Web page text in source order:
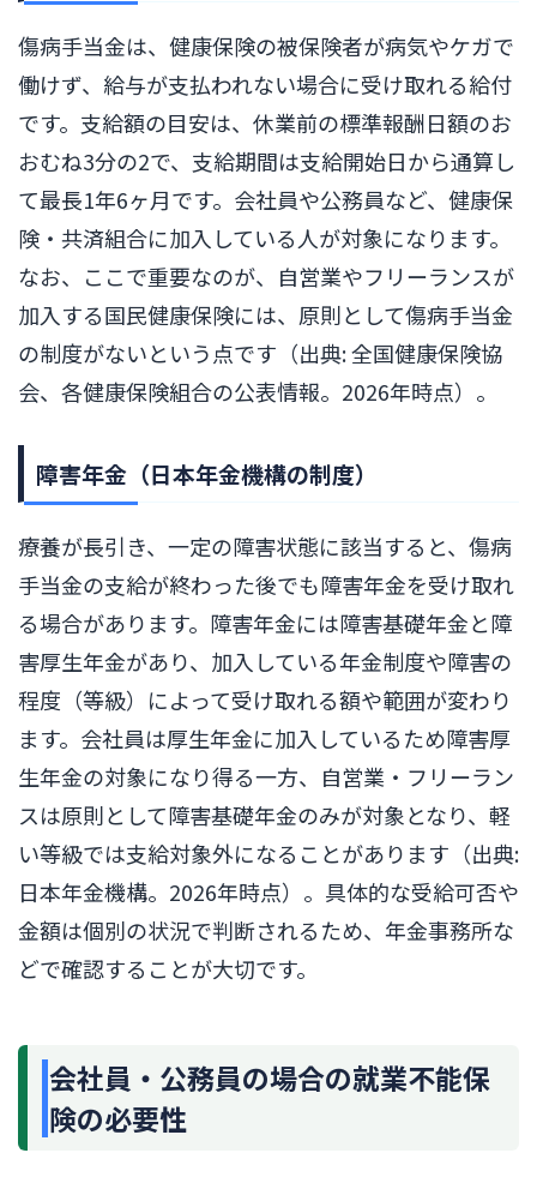
傷病手当金は、健康保険の被保険者が病気やケガで
働けず、給与が支払われない場合に受け取れる給付
です。支給額の目安は、休業前の標準報酬日額のお
おむね3分の2で、支給期間は支給開始日から通算し
て最長1年6ヶ月です。会社員や公務員など、健康保
険・共済組合に加入している人が対象になります。
なお、ここで重要なのが、自営業やフリーランスが
加入する国民健康保険には、原則として傷病手当金
の制度がないという点です（出典: 全国健康保険協
会、各健康保険組合の公表情報。2026年時点）。
障害年金（日本年金機構の制度）
療養が長引き、一定の障害状態に該当すると、傷病
手当金の支給が終わった後でも障害年金を受け取れ
る場合があります。障害年金には障害基礎年金と障
害厚生年金があり、加入している年金制度や障害の
程度（等級）によって受け取れる額や範囲が変わり
ます。会社員は厚生年金に加入しているため障害厚
生年金の対象になり得る一方、自営業・フリーラン
スは原則として障害基礎年金のみが対象となり、軽
い等級では支給対象外になることがあります（出典:
日本年金機構。2026年時点）。具体的な受給可否や
金額は個別の状況で判断されるため、年金事務所な
どで確認することが大切です。
会社員・公務員の場合の就業不能保
険の必要性